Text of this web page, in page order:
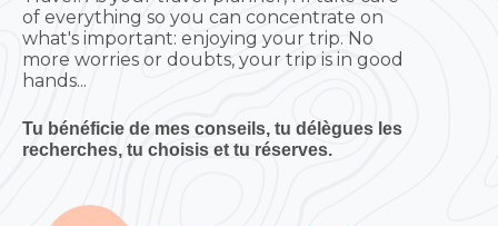
of everything so you can concentrate on
what's important: enjoying your trip. No
more worries or doubts, your trip is in good
hands...
Tu bénéficie de mes conseils, tu délègues les
recherches, tu choisis et tu réserves.